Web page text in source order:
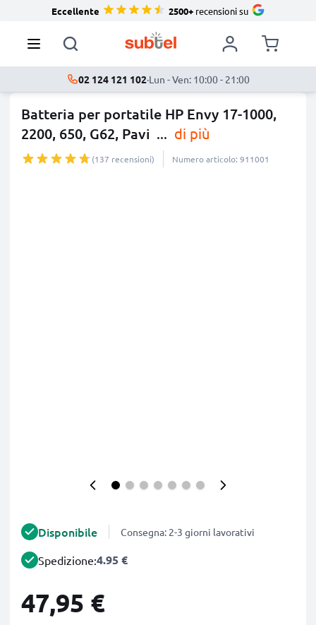
Eccellente 2500+recensioni su
02 124 121 102·Lun - Ven: 10:00 - 21:00
Batteria per portatile HP Envy 17-1000,
2200, 650, G62, Pavi ... di più
(137 recensioni) Numero articolo: 911001
Disponibile Consegna: 2-3 giorni lavorativi
Spedizione:4.95 €
47,95 €